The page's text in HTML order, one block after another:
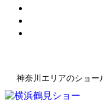
神奈川エリアのショー